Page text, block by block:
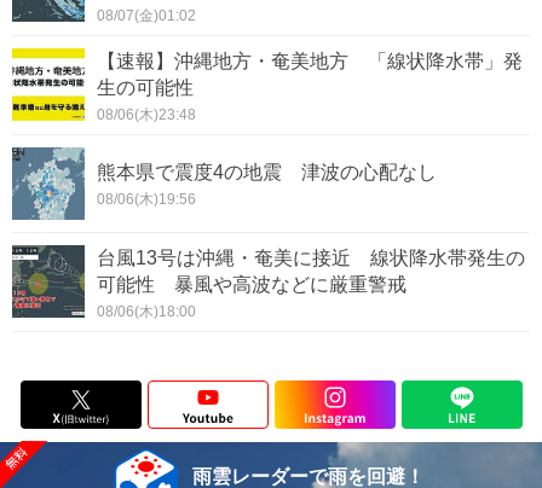
08/07(金)01:02
【速報】沖縄地方・奄美地方 「線状降水帯」発
生の可能性
08/06(木)23:48
熊本県で震度4の地震 津波の心配なし
08/06(木)19:56
台風13号は沖縄・奄美に接近 線状降水帯発生の
可能性 暴風や高波などに厳重警戒
08/06(木)18:00
雨雲レーダーで雨を回避！